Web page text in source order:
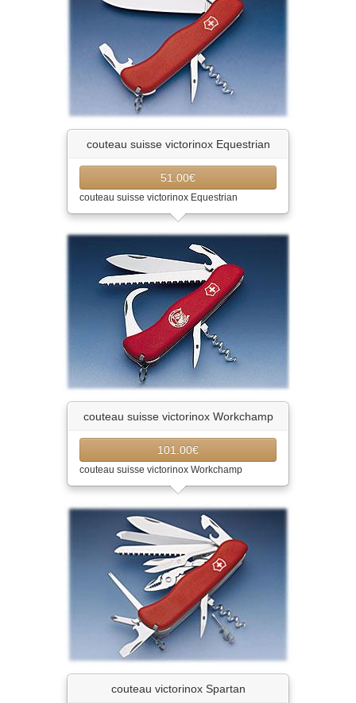
couteau suisse victorinox Equestrian
51.00€
couteau suisse victorinox Equestrian
couteau suisse victorinox Workchamp
101.00€
couteau suisse victorinox Workchamp
couteau victorinox Spartan